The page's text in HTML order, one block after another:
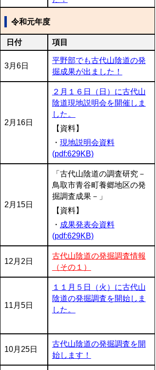
令和元年度
日付 項目
3月6日
平野部でも古代山陰道の発
掘成果が出ました！
2月16日
２月１６日（日）に古代山
陰道現地説明会を開催しま
した。
【資料】
・ 現地説明会資料
(pdf:629KB)
2月15日
「古代山陰道の調査研究－
鳥取市青谷町養郷地区の発
掘調査成果－」
【資料】
・ 成果発表会資料
(pdf:629KB)
12月2日
古代山陰道の発掘調査情報
（その１）
11月5日
１１月５日（火）に古代山
陰道の発掘調査を開始しま
した。
10月25日
古代山陰道の発掘調査を開
始します！